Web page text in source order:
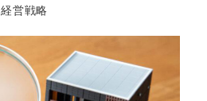
カテゴリー
経営戦略